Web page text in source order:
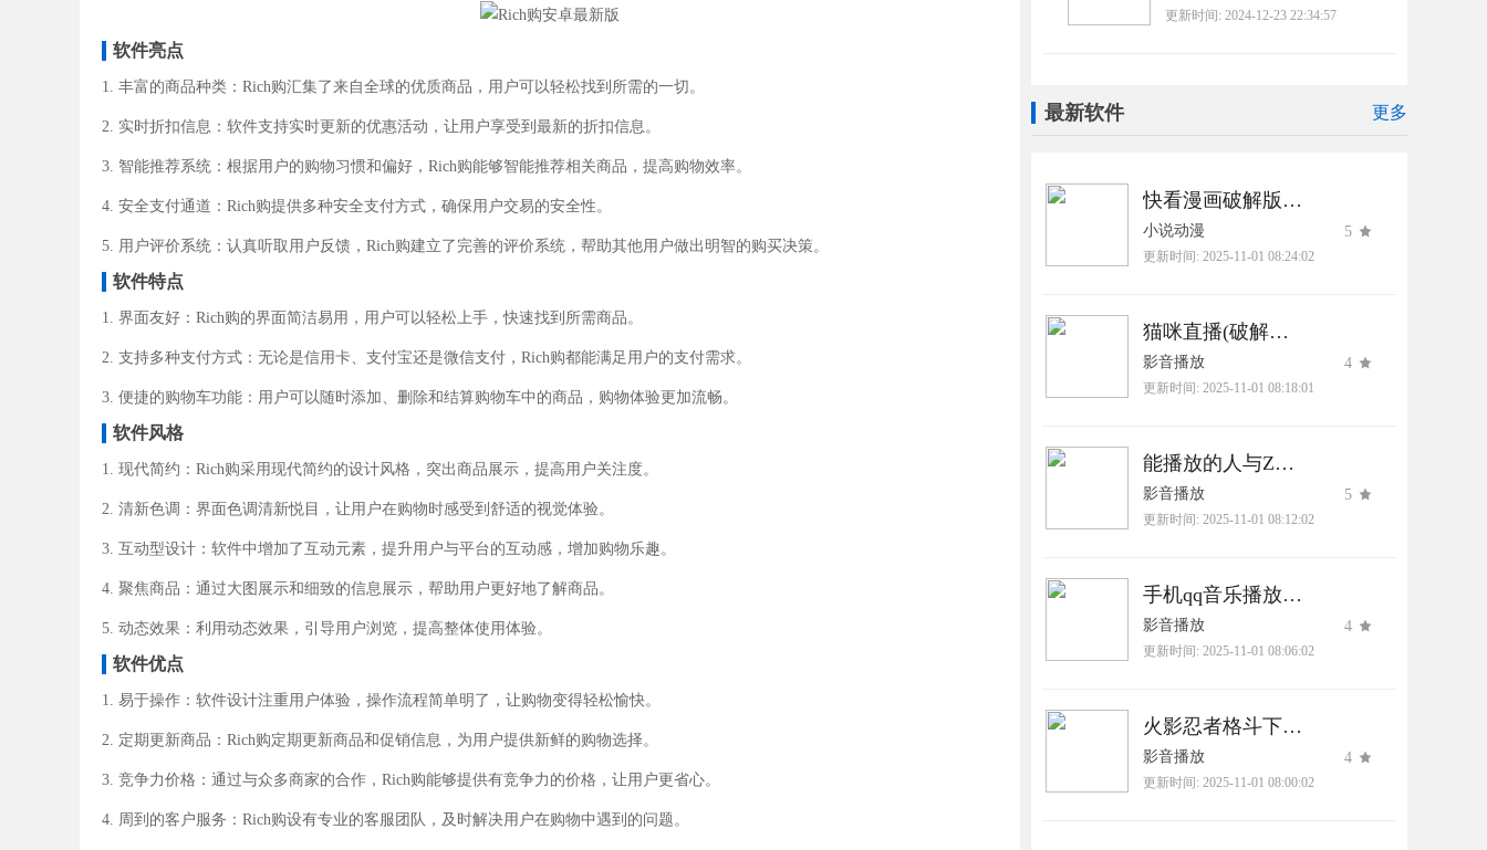
软件亮点
1. 丰富的商品种类：Rich购汇集了来自全球的优质商品，用户可以轻松找到所需的一切。
2. 实时折扣信息：软件支持实时更新的优惠活动，让用户享受到最新的折扣信息。
3. 智能推荐系统：根据用户的购物习惯和偏好，Rich购能够智能推荐相关商品，提高购物效率。
4. 安全支付通道：Rich购提供多种安全支付方式，确保用户交易的安全性。
5. 用户评价系统：认真听取用户反馈，Rich购建立了完善的评价系统，帮助其他用户做出明智的购买决策。
软件特点
1. 界面友好：Rich购的界面简洁易用，用户可以轻松上手，快速找到所需商品。
2. 支持多种支付方式：无论是信用卡、支付宝还是微信支付，Rich购都能满足用户的支付需求。
3. 便捷的购物车功能：用户可以随时添加、删除和结算购物车中的商品，购物体验更加流畅。
软件风格
1. 现代简约：Rich购采用现代简约的设计风格，突出商品展示，提高用户关注度。
2. 清新色调：界面色调清新悦目，让用户在购物时感受到舒适的视觉体验。
3. 互动型设计：软件中增加了互动元素，提升用户与平台的互动感，增加购物乐趣。
4. 聚焦商品：通过大图展示和细致的信息展示，帮助用户更好地了解商品。
5. 动态效果：利用动态效果，引导用户浏览，提高整体使用体验。
软件优点
1. 易于操作：软件设计注重用户体验，操作流程简单明了，让购物变得轻松愉快。
2. 定期更新商品：Rich购定期更新商品和促销信息，为用户提供新鲜的购物选择。
3. 竞争力价格：通过与众多商家的合作，Rich购能够提供有竞争力的价格，让用户更省心。
4. 周到的客户服务：Rich购设有专业的客服团队，及时解决用户在购物中遇到的问题。
更新时间: 2024-12-23 22:34:57
最新软件 更多
快看漫画破解版免费阅读2025最新版
小说动漫 5
更新时间: 2025-11-01 08:24:02
猫咪直播(破解版)软件下载
影音播放 4
更新时间: 2025-11-01 08:18:01
能播放的人与Zoom下载官网版
影音播放 5
更新时间: 2025-11-01 08:12:02
手机qq音乐播放器下载2025最新版
影音播放 4
更新时间: 2025-11-01 08:06:02
火影忍者格斗下载最新版本下载
影音播放 4
更新时间: 2025-11-01 08:00:02